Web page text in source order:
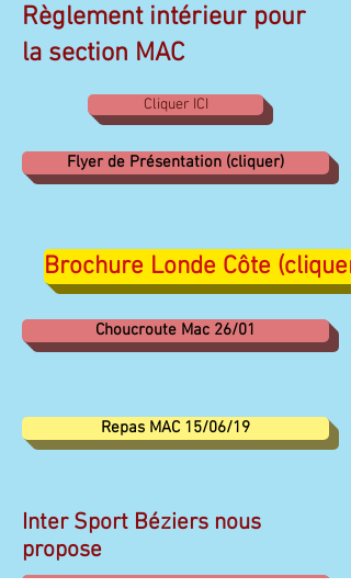
Règlement intérieur pour
la section MAC
Cliquer ICI
Flyer de Présentation (cliquer)
Brochure Londe Côte (cliquer)
Choucroute Mac 26/01
Repas MAC 15/06/19
Inter Sport Béziers nous
propose